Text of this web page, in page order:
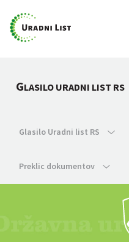
GLASILO URADNI LIST RS
Glasilo Uradni list RS
Preklic dokumentov